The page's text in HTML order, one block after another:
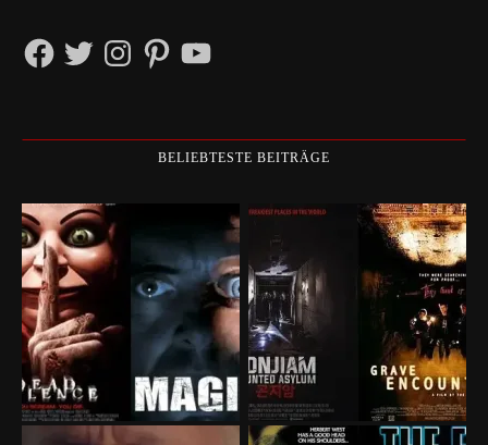
FacebookTwitterInstagramPinterestYouTube
BELIEBTESTE BEITRÄGE